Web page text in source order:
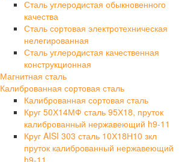
Сталь углеродистая обыкновенного
качества
Сталь сортовая электротехническая
нелегированная
Сталь углеродистая качественная
конструкционная
Магнитная сталь
Калиброванная сортовая сталь
Калиброванная сортовая сталь
Круг 50Х14МФ сталь 95Х18, пруток
калиброванный нержавеющий h9-11
Круг AISI 303 сталь 10Х18Н10 зкл
пруток калиброванный нержавеющий